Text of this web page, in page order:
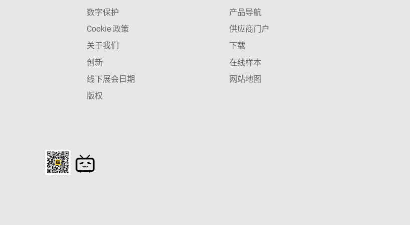
数字保护
Cookie 政策
关于我们
创新
线下展会日期
版权
产品导航
供应商门户
下载
在线样本
网站地图